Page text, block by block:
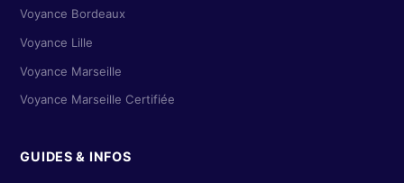
Voyance Bordeaux
Voyance Lille
Voyance Marseille
Voyance Marseille Certifiée
GUIDES & INFOS